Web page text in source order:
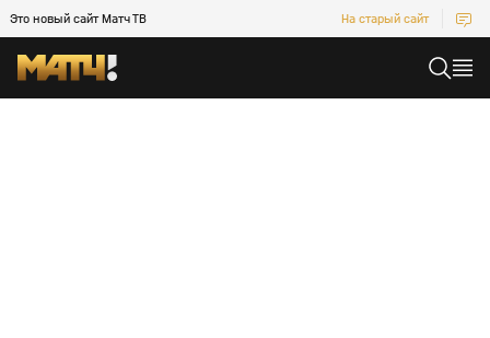
Это новый сайт Матч ТВ На старый сайт